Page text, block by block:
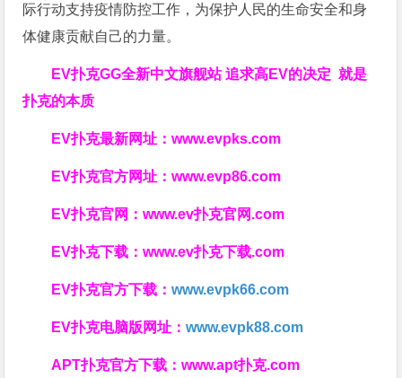
际行动支持疫情防控工作，为保护人民的生命安全和身
体健康贡献自己的力量。
EV扑克GG全新中文旗舰站追求高EV的决定就是
扑克的本质
EV扑克最新网址：www.evpks.com
EV扑克官方网址：www.evp86.com
EV扑克官网：www.ev扑克官网.com
EV扑克下载：www.ev扑克下载.com
EV扑克官方下载：www.evpk66.com
EV扑克电脑版网址：www.evpk88.com
APT扑克官方下载：www.apt扑克.com